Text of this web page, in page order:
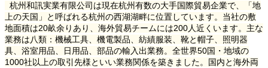
杭州和訊実業有限公司は現在杭州有数の大手国際貿易企業で、「地
上の天国」と呼ばれる杭州の西湖湖畔に位置しています。当社の敷
地面積は20畝余りあり、海外貿易チームには200人近くいます。主な
業務は八類：機械工具、機電製品、紡績服装、靴と帽子、照明器
具、浴室用品、日用品、部品の輸入出業務。全世界50国・地域の
1000社以上の取引先様といい業務関係を築きました。国内と海外両